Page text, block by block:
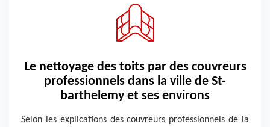
Le nettoyage des toits par des couvreurs
professionnels dans la ville de St-
barthelemy et ses environs
Selon les explications des couvreurs professionnels de la